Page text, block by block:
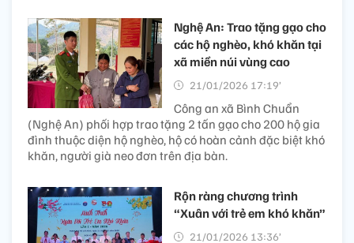
Nghệ An: Trao tặng gạo cho
các hộ nghèo, khó khăn tại
xã miền núi vùng cao
21/01/2026 17:19’
Công an xã Bình Chuẩn
(Nghệ An) phối hợp trao tặng 2 tấn gạo cho 200 hộ gia
đình thuộc diện hộ nghèo, hộ có hoàn cảnh đặc biệt khó
khăn, người già neo đơn trên địa bàn.
Rộn ràng chương trình
“Xuân với trẻ em khó khăn”
21/01/2026 13:36’